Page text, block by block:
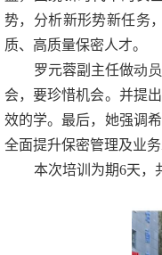
势，分析新形势新任务
质、高质量保密人才。
罗元蓉副主任做动
会，要珍惜机会。并提
效的学。最后，她强调希
全面提升保密管理及业
本次培训为期6天，